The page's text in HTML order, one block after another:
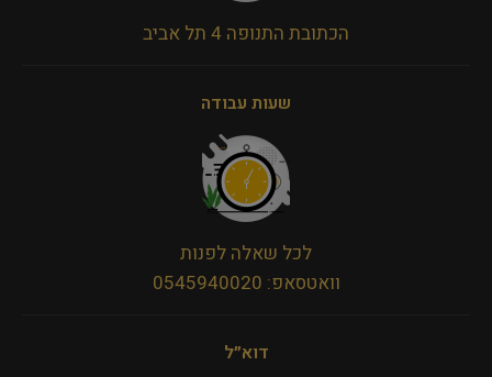
הכתובת התנופה 4 תל אביב
שעות עבודה
לכל שאלה לפנות
וואטסאפ: 0545940020
דוא״ל